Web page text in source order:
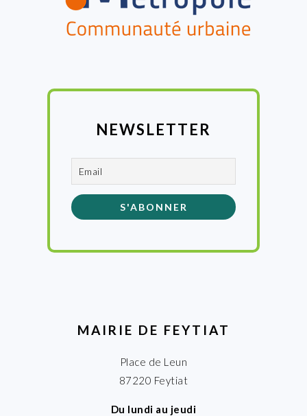
NEWSLETTER
MAIRIE DE FEYTIAT
Place de Leun
87220 Feytiat
Du lundi au jeudi